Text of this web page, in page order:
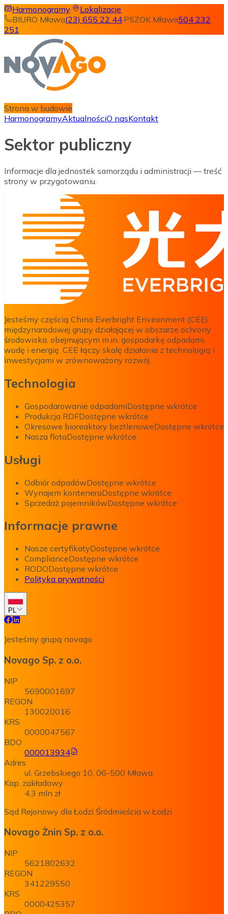
Harmonogramy·
Lokalizacje
BIURO Mława(23) 655 22 44·PSZOK Mława504 232
251
Strona w budowie
HarmonogramyAktualnościO nasKontakt
Sektor publiczny
Informacje dla jednostek samorządu i administracji — treść
strony w przygotowaniu.
Jesteśmy częścią China Everbright Environment (CEE),
międzynarodowej grupy działającej w obszarze ochrony
środowiska, obejmującym m.in. gospodarkę odpadami,
wodę i energię. CEE łączy skalę działania z technologią i
inwestycjami w zrównoważony rozwój.
Technologia
Gospodarowanie odpadamiDostępne wkrótce
Produkcja RDFDostępne wkrótce
Okresowe bioreaktory beztlenoweDostępne wkrótce
Nasza flotaDostępne wkrótce
Usługi
Odbiór odpadówDostępne wkrótce
Wynajem konteneraDostępne wkrótce
Sprzedaż pojemnikówDostępne wkrótce
Informacje prawne
Nasze certyfikatyDostępne wkrótce
ComplianceDostępne wkrótce
RODODostępne wkrótce
Polityka prywatności
PL
Jesteśmy grupą novago
Novago Sp. z o.o.
NIP
5690001697
REGON
130020016
KRS
0000047567
BDO
000013934
Adres
ul. Grzebskiego 10, 06-500 Mława
Kap. zakładowy
4,3 mln zł
Sąd Rejonowy dla Łodzi Śródmieścia w Łodzi
Novago Żnin Sp. z o.o.
NIP
5621802632
REGON
341229550
KRS
0000425357